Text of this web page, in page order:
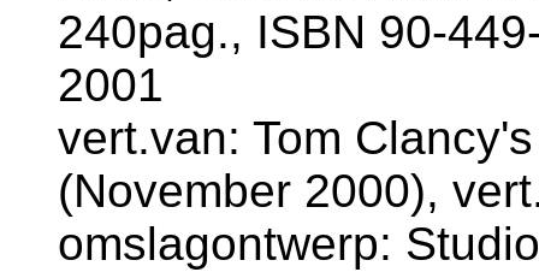
240pag., ISBN 90-
2001
vert.van: Tom
(November 2000),
omslagontwerp: